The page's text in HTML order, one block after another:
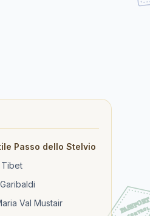
Passo dello Stelvio
Tibet
Val Mustair